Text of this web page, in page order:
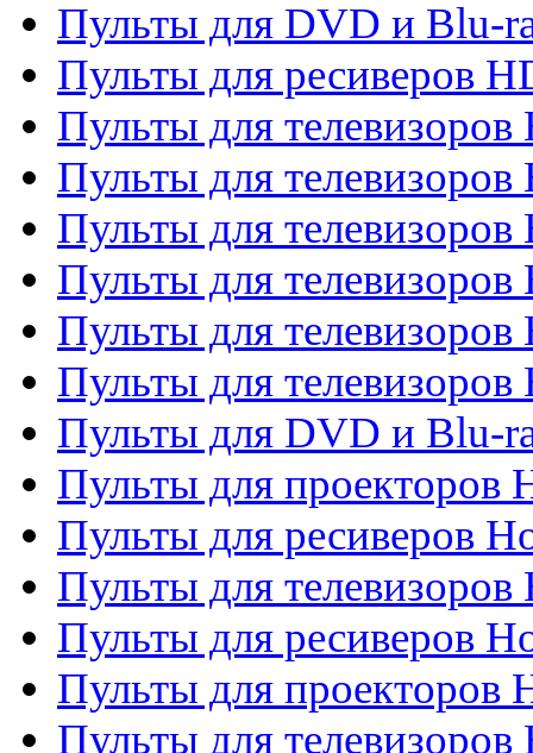
Пульты для DVD и Blu-
Пульты для ресиверов
Пульты для
Пульты для телевизоров
Пульты для телевизоров
Пульты для телевизоров
Пульты для телевизоров
Пульты для телевизоров
Пульты для DVD и Blu-
Пульты для проекторов
Пульты для ресиверов
Пульты для
Пульты для ресиверов
Пульты для проекторов
Пульты для телевизоров